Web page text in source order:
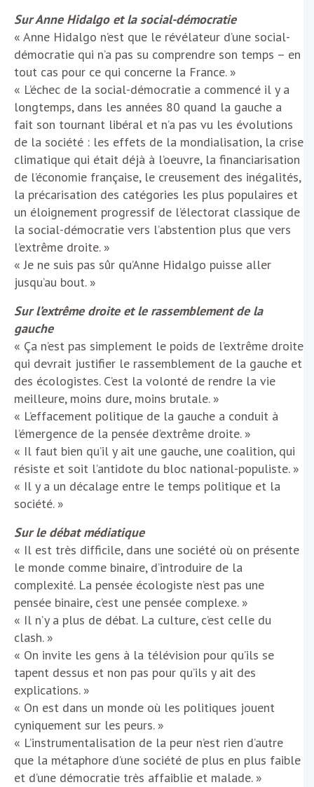
Sur Anne Hidalgo et la social-démocratie
« Anne Hidalgo n’est que le révélateur d’une social-
démocratie qui n’a pas su comprendre son temps – en
tout cas pour ce qui concerne la France. »
« L’échec de la social-démocratie a commencé il y a
longtemps, dans les années 80 quand la gauche a
fait son tournant libéral et n’a pas vu les évolutions
de la société : les effets de la mondialisation, la crise
climatique qui était déjà à l’oeuvre, la financiarisation
de l’économie française, le creusement des inégalités,
la précarisation des catégories les plus populaires et
un éloignement progressif de l’électorat classique de
la social-démocratie vers l’abstention plus que vers
l’extrême droite. »
« Je ne suis pas sûr qu’Anne Hidalgo puisse aller
jusqu’au bout. »
Sur l’extrême droite et le rassemblement de la
gauche
« Ça n’est pas simplement le poids de l’extrême droite
qui devrait justifier le rassemblement de la gauche et
des écologistes. C’est la volonté de rendre la vie
meilleure, moins dure, moins brutale. »
« L’effacement politique de la gauche a conduit à
l’émergence de la pensée d’extrême droite. »
« Il faut bien qu’il y ait une gauche, une coalition, qui
résiste et soit l’antidote du bloc national-populiste. »
« Il y a un décalage entre le temps politique et la
société. »
Sur le débat médiatique
« Il est très difficile, dans une société où on présente
le monde comme binaire, d’introduire de la
complexité. La pensée écologiste n’est pas une
pensée binaire, c’est une pensée complexe. »
« Il n’y a plus de débat. La culture, c’est celle du
clash. »
« On invite les gens à la télévision pour qu’ils se
tapent dessus et non pas pour qu’ils y ait des
explications. »
« On est dans un monde où les politiques jouent
cyniquement sur les peurs. »
« L’instrumentalisation de la peur n’est rien d’autre
que la métaphore d’une société de plus en plus faible
et d’une démocratie très affaiblie et malade. »